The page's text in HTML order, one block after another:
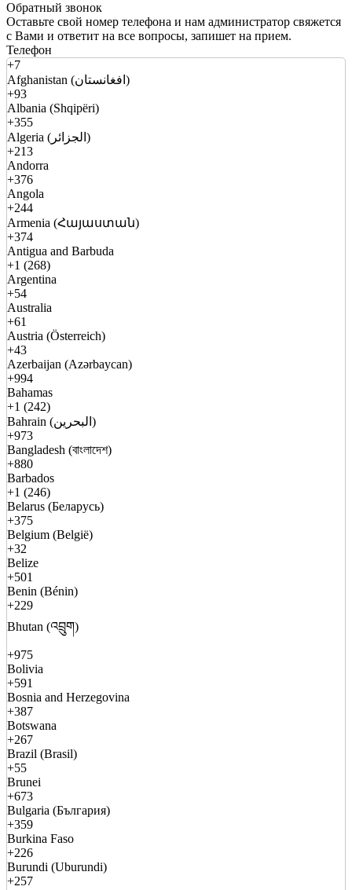
Обратный звонок
Оставьте свой номер телефона и нам администратор свяжется
с Вами и ответит на все вопросы, запишет на прием.
Телефон
+7
Afghanistan (افغانستان)
+93
Albania (Shqipëri)
+355
Algeria (الجزائر)
+213
Andorra
+376
Angola
+244
Armenia (Հայաստան)
+374
Antigua and Barbuda
+1 (268)
Argentina
+54
Australia
+61
Austria (Österreich)
+43
Azerbaijan (Azərbaycan)
+994
Bahamas
+1 (242)
Bahrain (البحرين)
+973
Bangladesh (বাংলাদেশ)
+880
Barbados
+1 (246)
Belarus (Беларусь)
+375
Belgium (België)
+32
Belize
+501
Benin (Bénin)
+229
Bhutan (འབྲུག)
+975
Bolivia
+591
Bosnia and Herzegovina
+387
Botswana
+267
Brazil (Brasil)
+55
Brunei
+673
Bulgaria (България)
+359
Burkina Faso
+226
Burundi (Uburundi)
+257